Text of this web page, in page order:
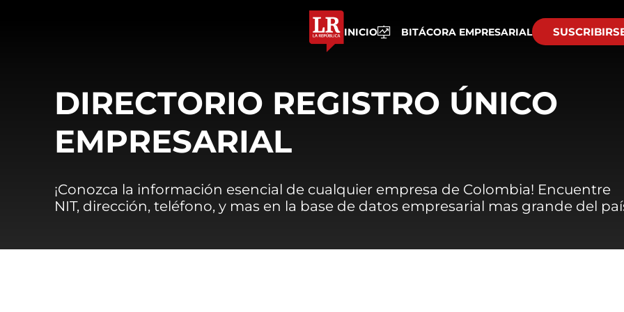
INICIO BITÁCORA EMPRESARIAL
DIRECTORIO REGISTRO ÚNICO
EMPRESARIAL
¡Conozca la información esencial de cualquier empresa de Colombia! Encuentre
NIT, dirección, teléfono, y mas en la base de datos empresarial mas grande del